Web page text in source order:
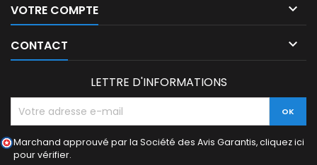
VOTRE COMPTE 
CONTACT 
LETTRE D'INFORMATIONS
Marchand approuvé par la Société des Avis Garantis,cliquez ici
pour vérifier.